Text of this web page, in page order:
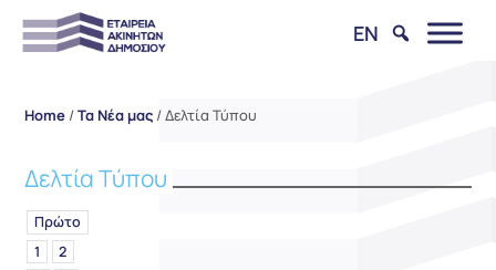
EN
Home /Τα Νέα μας /Δελτία Τύπου
Δελτία Τύπου
Πρώτο
1
2